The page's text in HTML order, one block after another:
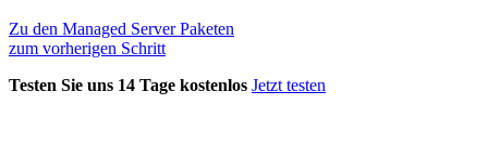
Zu den Managed Server Paketen
zum vorherigen Schritt
Testen Sie uns 14 Tage kostenlos Jetzt testen